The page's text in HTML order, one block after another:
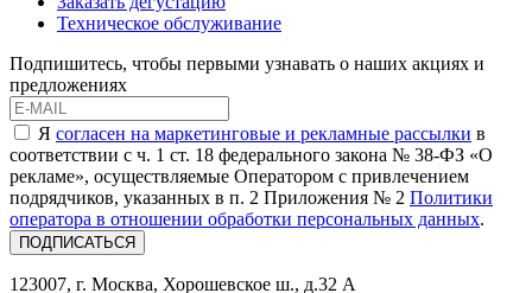
Техническое обслуживание
Подпишитесь, чтобы первыми узнавать о наших акциях и
предложениях
Я согласен на маркетинговые и рекламные рассылки в
соответствии с ч. 1 ст. 18 федерального закона № 38-ФЗ «О
рекламе», осуществляемые Оператором с привлечением
подрядчиков, указанных в п. 2 Приложения № 2 Политики
оператора в отношении обработки персональных данных.
ПОДПИСАТЬСЯ
123007, г. Москва, Хорошевское ш., д.32 А